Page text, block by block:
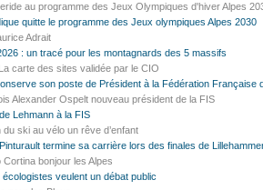
au programme des Jeux Olympiques d'hiver Alpes
quitte le programme des Jeux olympiques Alpes 2030
Adrait
: un tracé pour les montagnards des 5 massifs
carte des sites validée par le CIO
son poste de Président à la Fédération Française
Alexander Ospelt nouveau président de la FIS
Lehmann à la FIS
du ski au vélo un rêve d’enfant
termine sa carrière lors des finales de
bonjour les Alpes
veulent un débat public